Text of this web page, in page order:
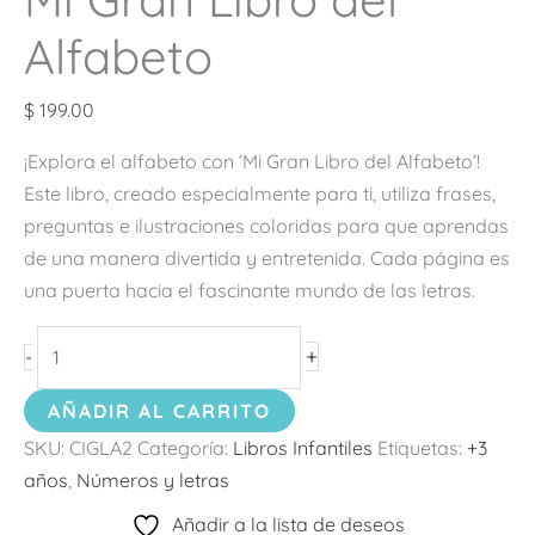
Alfabeto
$ 199.00
¡Explora el alfabeto con ‘Mi Gran Libro del Alfabeto’!
Este libro, creado especialmente para ti, utiliza frases,
preguntas e ilustraciones coloridas para que aprendas
de una manera divertida y entretenida. Cada página es
una puerta hacia el fascinante mundo de las letras.
- +
AÑADIR AL CARRITO
SKU: CIGLA2 Categoría: Libros Infantiles Etiquetas: +3
años Números y letras
Añadir a la lista de deseos